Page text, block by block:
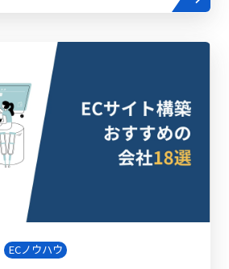
ECノウハウ